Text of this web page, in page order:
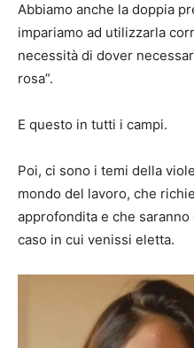
Abbiamo anche la doppia
impariamo ad utilizzarla
necessità di dover
rosa”.
E questo in tutti i campi.
Poi, ci sono i temi della
mondo del lavoro, che
approfondita e che
caso in cui venissi eletta.